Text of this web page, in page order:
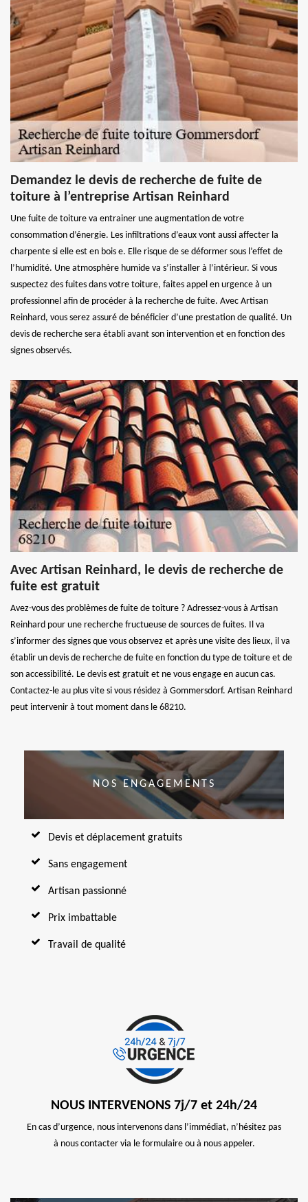
Demandez le devis de recherche de fuite de
toiture à l’entreprise Artisan Reinhard
Une fuite de toiture va entrainer une augmentation de votre
consommation d’énergie. Les infiltrations d’eaux vont aussi affecter la
charpente si elle est en bois e. Elle risque de se déformer sous l’effet de
l’humidité. Une atmosphère humide va s’installer à l’intérieur. Si vous
suspectez des fuites dans votre toiture, faites appel en urgence à un
professionnel afin de procéder à la recherche de fuite. Avec Artisan
Reinhard, vous serez assuré de bénéficier d’une prestation de qualité. Un
devis de recherche sera établi avant son intervention et en fonction des
signes observés.
Avec Artisan Reinhard, le devis de recherche de
fuite est gratuit
Avez-vous des problèmes de fuite de toiture ? Adressez-vous à Artisan
Reinhard pour une recherche fructueuse de sources de fuites. Il va
s’informer des signes que vous observez et après une visite des lieux, il va
établir un devis de recherche de fuite en fonction du type de toiture et de
son accessibilité. Le devis est gratuit et ne vous engage en aucun cas.
Contactez-le au plus vite si vous résidez à Gommersdorf. Artisan Reinhard
peut intervenir à tout moment dans le 68210.
NOS ENGAGEMENTS
Devis et déplacement gratuits
Sans engagement
Artisan passionné
Prix imbattable
Travail de qualité
NOUS INTERVENONS 7j/7 et 24h/24
En cas d’urgence, nous intervenons dans l’immédiat, n’hésitez pas
à nous contacter via le formulaire ou à nous appeler.